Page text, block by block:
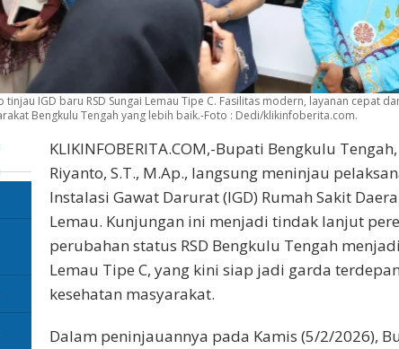
tinjau IGD baru RSD Sungai Lemau Tipe C. Fasilitas modern, layanan cepat
Bengkulu Tengah yang lebih baik.-Foto : Dedi/klikinfoberita.com.
KLIKINFOBERITA.COM,-Bupati Bengkulu
Riyanto, S.T., M.Ap., langsung meninjau
Instalasi Gawat Darurat (IGD) Rumah Sakit
Lemau. Kunjungan ini menjadi tindak lanjut
perubahan status RSD Bengkulu Tengah
Lemau Tipe C, yang kini siap jadi garda
kesehatan masyarakat.
Dalam peninjauannya pada Kamis (5/2/2026),